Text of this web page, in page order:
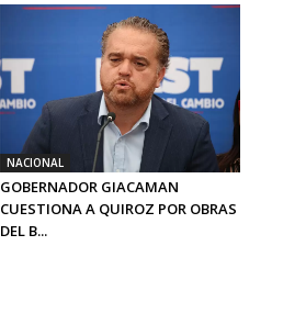
NACIONAL
GOBERNADOR GIACAMAN
CUESTIONA A QUIROZ POR OBRAS
DEL B...